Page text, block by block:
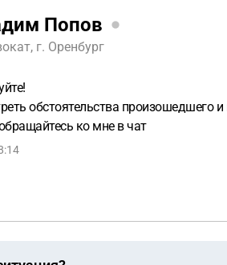
Попов
г. Оренбург
обстоятельства произошедшего
ко мне в чат